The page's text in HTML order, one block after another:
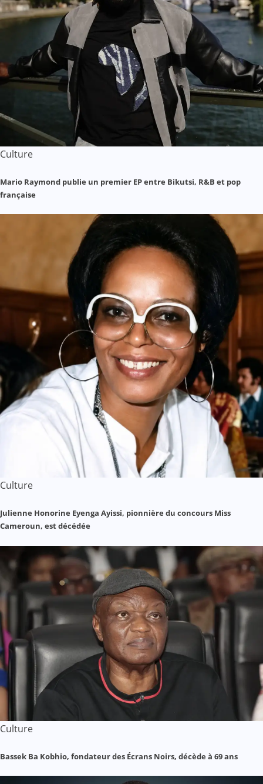
Culture
Mario Raymond publie un premier EP entre Bikutsi, R&B et pop
française
Culture
Julienne Honorine Eyenga Ayissi, pionnière du concours Miss
Cameroun, est décédée
Culture
Bassek Ba Kobhio, fondateur des Écrans Noirs, décède à 69 ans